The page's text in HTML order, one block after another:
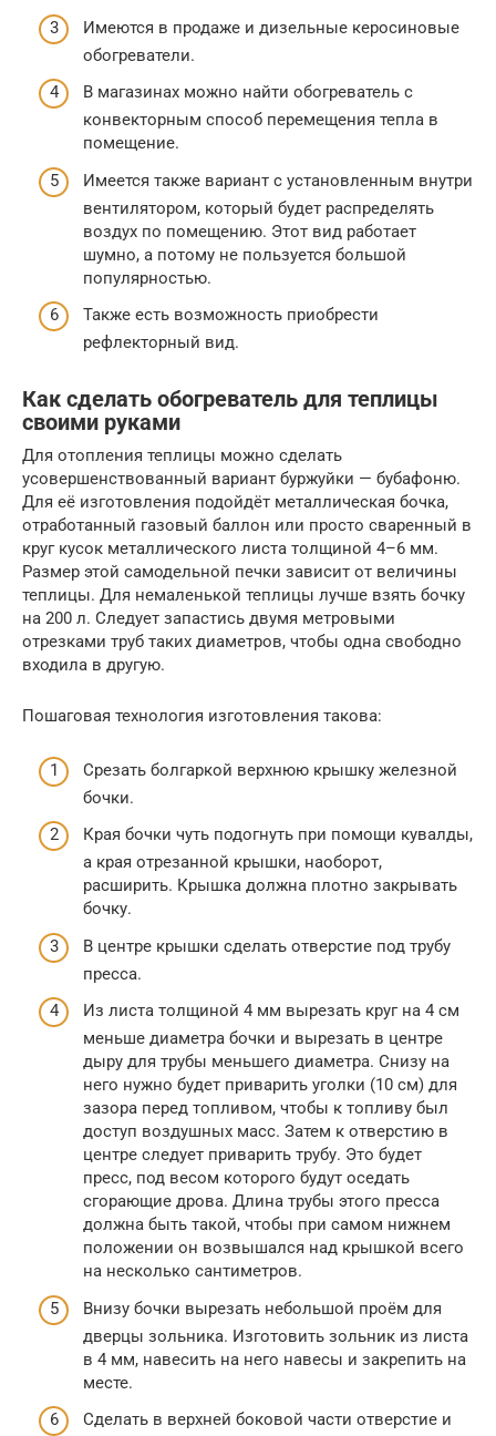
Имеются в продаже и дизельные керосиновые
обогреватели.
В магазинах можно найти обогреватель с
конвекторным способ перемещения тепла в
помещение.
Имеется также вариант с установленным внутри
вентилятором, который будет распределять
воздух по помещению. Этот вид работает
шумно, а потому не пользуется большой
популярностью.
Также есть возможность приобрести
рефлекторный вид.
Как сделать обогреватель для теплицы
своими руками
Для отопления теплицы можно сделать
усовершенствованный вариант буржуйки — бубафоню.
Для её изготовления подойдёт металлическая бочка,
отработанный газовый баллон или просто сваренный в
круг кусок металлического листа толщиной 4–6 мм.
Размер этой самодельной печки зависит от величины
теплицы. Для немаленькой теплицы лучше взять бочку
на 200 л. Следует запастись двумя метровыми
отрезками труб таких диаметров, чтобы одна свободно
входила в другую.
Пошаговая технология изготовления такова:
Срезать болгаркой верхнюю крышку железной
бочки.
Края бочки чуть подогнуть при помощи кувалды,
а края отрезанной крышки, наоборот,
расширить. Крышка должна плотно закрывать
бочку.
В центре крышки сделать отверстие под трубу
пресса.
Из листа толщиной 4 мм вырезать круг на 4 см
меньше диаметра бочки и вырезать в центре
дыру для трубы меньшего диаметра. Снизу на
него нужно будет приварить уголки (10 см) для
зазора перед топливом, чтобы к топливу был
доступ воздушных масс. Затем к отверстию в
центре следует приварить трубу. Это будет
пресс, под весом которого будут оседать
сгорающие дрова. Длина трубы этого пресса
должна быть такой, чтобы при самом нижнем
положении он возвышался над крышкой всего
на несколько сантиметров.
Внизу бочки вырезать небольшой проём для
дверцы зольника. Изготовить зольник из листа
в 4 мм, навесить на него навесы и закрепить на
месте.
Сделать в верхней боковой части отверстие и